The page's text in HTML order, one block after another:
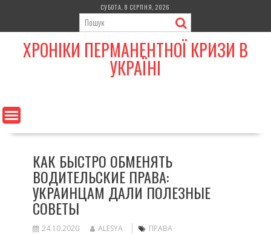
content
СУБОТА, 8 СЕРПНЯ, 2026
ХРОНІКИ ПЕРМАНЕНТНОЇ КРИЗИ В
УКРАЇНІ
КАК БЫСТРО ОБМЕНЯТЬ
ВОДИТЕЛЬСКИЕ ПРАВА:
УКРАИНЦАМ ДАЛИ ПОЛЕЗНЫЕ
СОВЕТЫ
24.10.2020 ALESYA ПРАВА